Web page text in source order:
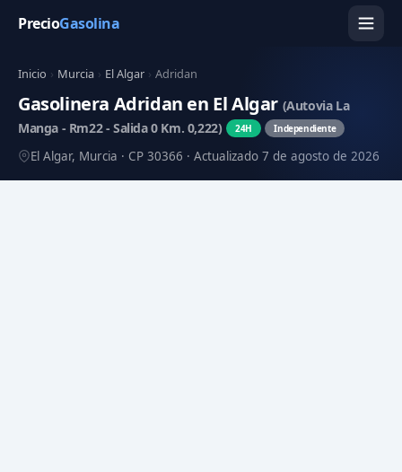
PrecioGasolina
Inicio › Murcia › El Algar › Adridan
Gasolinera Adridan en El Algar (Autovia La
Manga - Rm22 - Salida 0 Km. 0,222)
24H Independiente
El Algar, Murcia · CP 30366 · Actualizado 7 de agosto de 2026